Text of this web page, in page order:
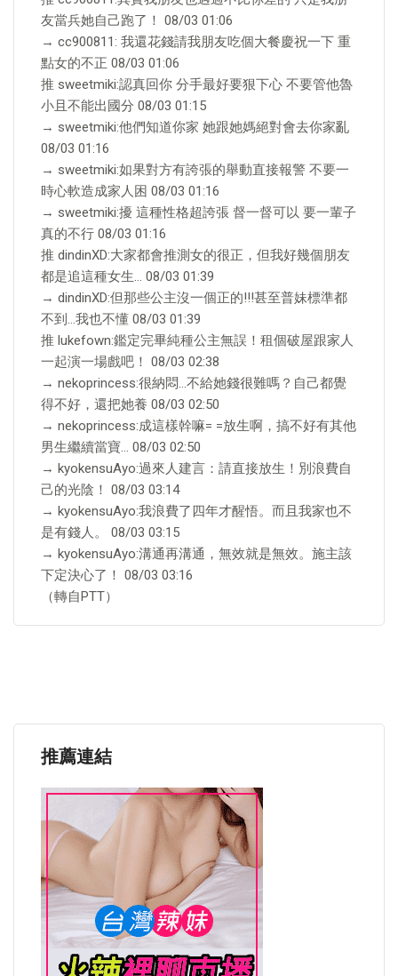
友當兵她自己跑了！ 08/03 01:06
→ cc900811: 我還花錢請我朋友吃個大餐慶祝一下 重
點女的不正 08/03 01:06
推 sweetmiki:認真回你 分手最好要狠下心 不要管他魯
小且不能出國分 08/03 01:15
→ sweetmiki:他們知道你家 她跟她媽絕對會去你家亂
08/03 01:16
→ sweetmiki:如果對方有誇張的舉動直接報警 不要一
時心軟造成家人困 08/03 01:16
→ sweetmiki:擾 這種性格超誇張 督一督可以 要一輩子
真的不行 08/03 01:16
推 dindinXD:大家都會推測女的很正，但我好幾個朋友
都是追這種女生… 08/03 01:39
→ dindinXD:但那些公主沒一個正的!!!甚至普妹標準都
不到…我也不懂 08/03 01:39
推 lukefown:鑑定完畢純種公主無誤！租個破屋跟家人
一起演一場戲吧！ 08/03 02:38
→ nekoprincess:很納悶…不給她錢很難嗎？自己都覺
得不好，還把她養 08/03 02:50
→ nekoprincess:成這樣幹嘛= =放生啊，搞不好有其他
男生繼續當寶… 08/03 02:50
→ kyokensuAyo:過來人建言：請直接放生！別浪費自
己的光陰！ 08/03 03:14
→ kyokensuAyo:我浪費了四年才醒悟。而且我家也不
是有錢人。 08/03 03:15
→ kyokensuAyo:溝通再溝通，無效就是無效。施主該
下定決心了！ 08/03 03:16
（轉自PTT）
推薦連結